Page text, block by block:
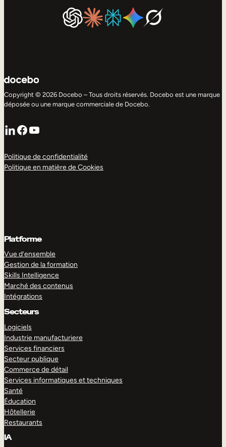
Copyright © 2026 Docebo – Tous droits réservés. Docebo est une marque
déposée ou une marque commerciale de Docebo.
LinkedIn
Facebook
YouTube
Politique de confidentialité
Politique en matière de Cookies
Platforme
Vue d’ensemble
Gestion de la formation
Skills Intelligence
Marché des contenus
Intégrations
Secteurs
Logiciels
Industrie manufacturiere
Services financiers
Secteur publique
Commerce de détail
Services informatiques et techniques
Santé
Éducation
Hôtellerie
Restaurants
IA